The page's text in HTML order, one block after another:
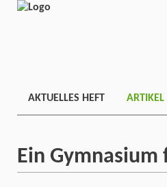
AKTUELLES HEFT ARTIKEL
Ein